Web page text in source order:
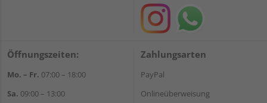
Öffnungszeiten:
Mo. – Fr. 07:00 – 18:00
Sa. 09:00 – 13:00
Zahlungsarten
PayPal
Onlineüberweisung